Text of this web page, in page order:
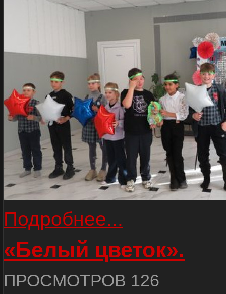
Подробнее...
«Белый цветок».
ПРОСМОТРОВ 126